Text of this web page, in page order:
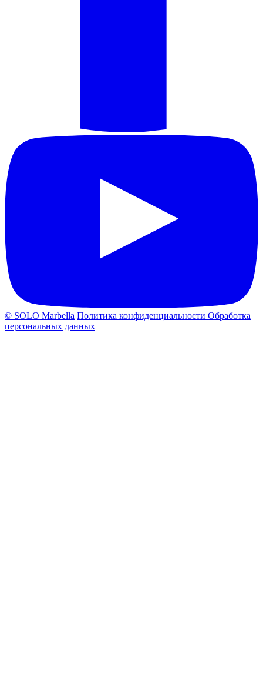
© SOLO Marbella Политика конфиденциальности Обработка
персональных данных